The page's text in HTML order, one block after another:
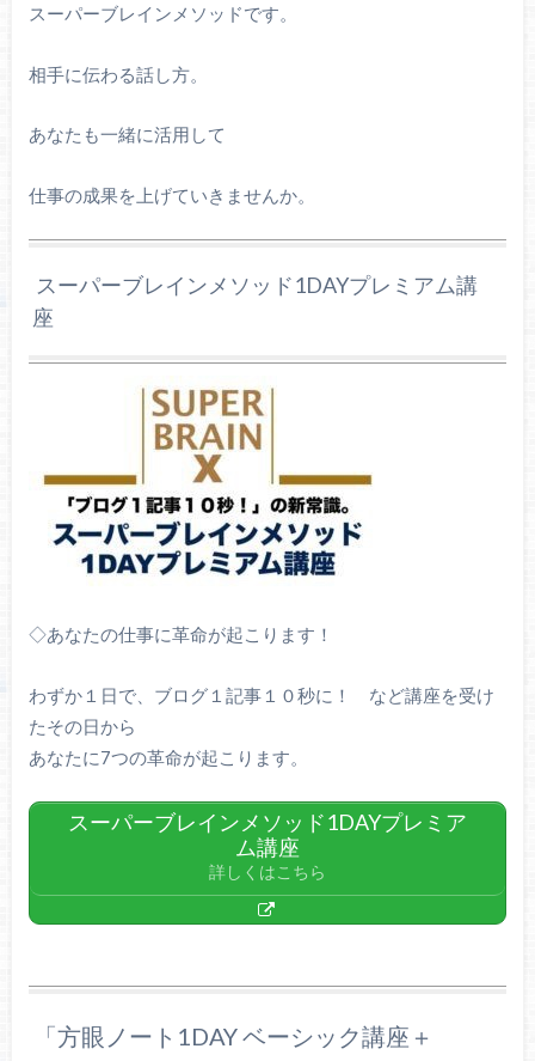
スーパーブレインメソッドです。
相手に伝わる話し方。
あなたも一緒に活用して
仕事の成果を上げていきませんか。
スーパーブレインメソッド1DAYプレミアム講
座
◇あなたの仕事に革命が起こります！
わずか１日で、ブログ１記事１０秒に！ など講座を受け
たその日から
あなたに7つの革命が起こります。
スーパーブレインメソッド1DAYプレミア
ム講座
詳しくはこちら
「方眼ノート1DAY ベーシック講座＋